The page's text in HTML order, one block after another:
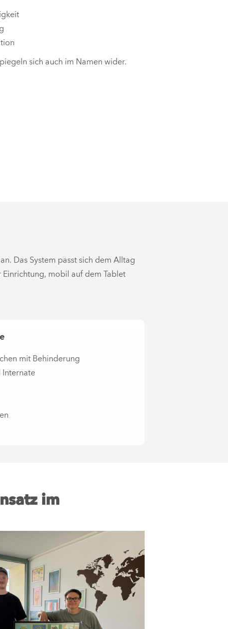
sich auch im Namen wider.
Das System passt sich dem Alltag
mobil auf dem Tablet
mit Behinderung
Internate
im